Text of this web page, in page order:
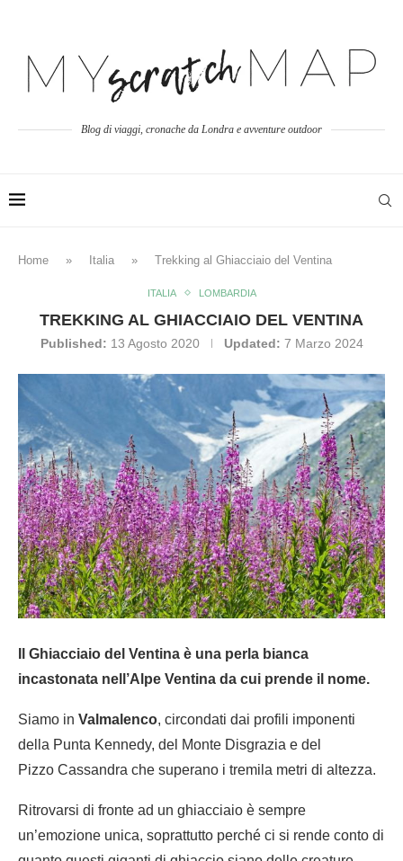
Blog di viaggi, cronache da Londra e avventure outdoor
Home » Italia » Trekking al Ghiacciaio del Ventina
ITALIA LOMBARDIA
TREKKING AL GHIACCIAIO DEL VENTINA
Published: 13 Agosto 2020 Updated: 7 Marzo 2024
Il Ghiacciaio del Ventina è una perla bianca
incastonata nell’Alpe Ventina da cui prende il nome.
Siamo in Valmalenco, circondati dai profili imponenti
della Punta Kennedy, del Monte Disgrazia e del
Pizzo Cassandra che superano i tremila metri di altezza.
Ritrovarsi di fronte ad un ghiacciaio è sempre
un’emozione unica, soprattutto perché ci si rende conto di